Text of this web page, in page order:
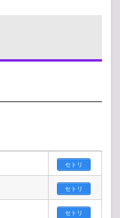
セトリ
セトリ
セトリ